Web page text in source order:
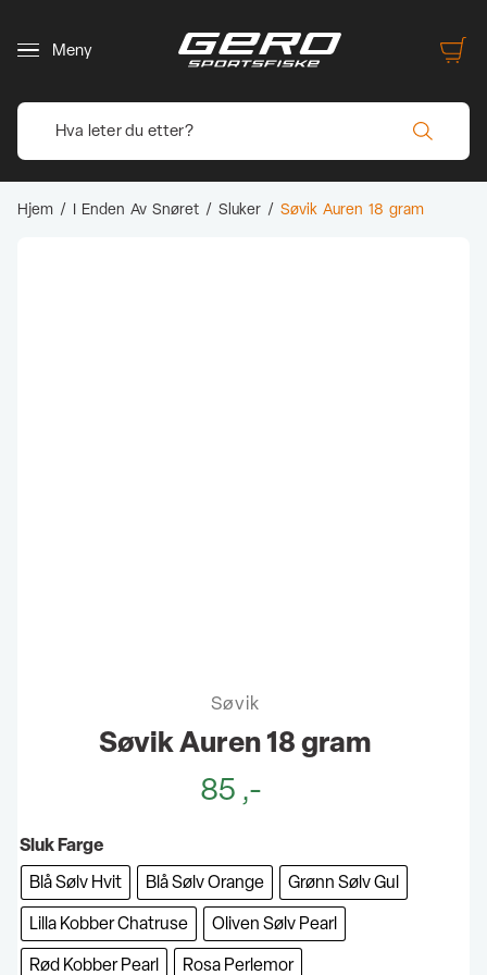
Meny
Hjem / I Enden Av Snøret / Sluker / Søvik Auren 18 gram
Søvik
Søvik Auren 18 gram
85 ,-
Sluk Farge
Blå Sølv Hvit Blå Sølv Orange
Grønn Sølv Gul
Lilla Kobber Chatruse
Oliven Sølv Pearl
Rød Kobber Pearl
Rosa Perlemor